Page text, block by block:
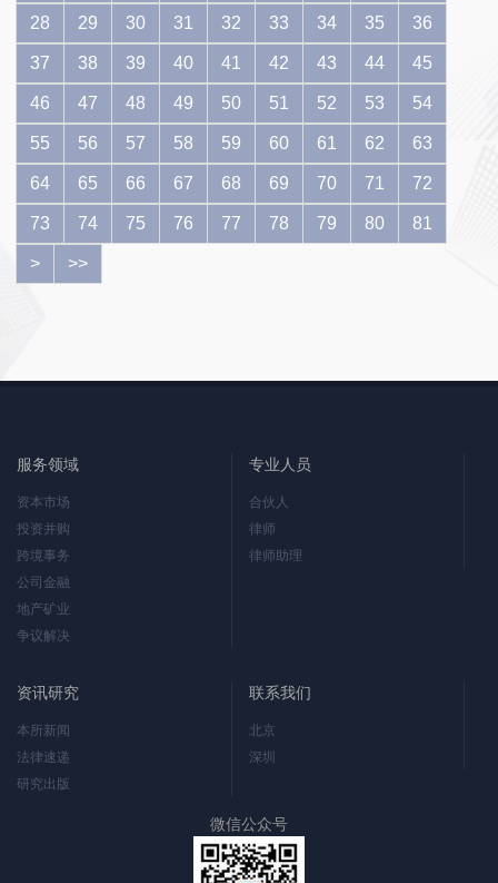
28 29 30 31 32 33 34 35 36
37 38 39 40 41 42 43 44 45
46 47 48 49 50 51 52 53 54
55 56 57 58 59 60 61 62 63
64 65 66 67 68 69 70 71 72
73 74 75 76 77 78 79 80 81
> >>
服务领域
资本市场
投资并购
跨境事务
公司金融
地产矿业
争议解决
专业人员
合伙人
律师
律师助理
资讯研究
本所新闻
法律速递
研究出版
联系我们
北京
深圳
微信公众号